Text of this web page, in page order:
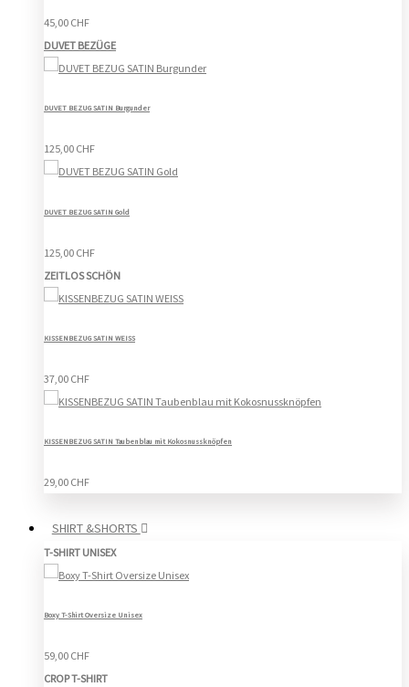
45,00 CHF
DUVET BEZÜGE
DUVET BEZUG SATIN Burgunder
125,00 CHF
DUVET BEZUG SATIN Gold
125,00 CHF
ZEITLOS SCHÖN
KISSENBEZUG SATIN WEISS
37,00 CHF
KISSENBEZUG SATIN Taubenblau mit Kokosnussknöpfen
29,00 CHF
SHIRT &SHORTS
T-SHIRT UNISEX
Boxy T-Shirt Oversize Unisex
59,00 CHF
CROP T-SHIRT